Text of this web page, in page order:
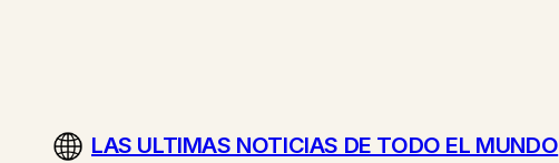
LAS ULTIMAS NOTICIAS DE TODO EL MUNDO